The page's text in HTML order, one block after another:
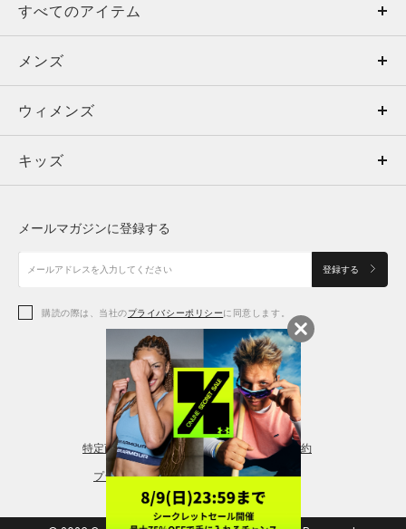
すべてのアイテム
メンズ
ウィメンズ
キッズ
アクセサリー
メンズ
トップス
ボトムス
アクセサリー
ウィメンズ
トップス
シューズ
アクセサリー
レギンス＆タイツ
キッズ
シューズ
メールマガジンに登録する
登録する
購読の際は、当社のプライバシーポリシーに同意します。
特定商取引法に基づく通販の表記 会員規約
プライバシーポリシー